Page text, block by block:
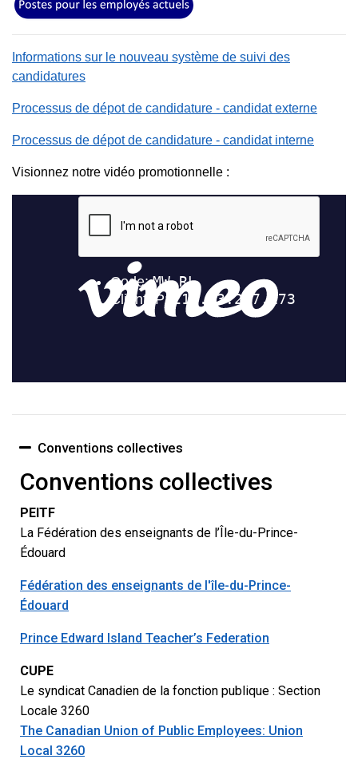
Informations sur le nouveau système de suivi des
candidatures
Processus de dépot de candidature - candidat externe
Processus de dépot de candidature - candidat interne
Visionnez notre vidéo promotionnelle :
Conventions collectives
Conventions collectives
PEITF
La Fédération des enseignants de l’Île-du-Prince-
Édouard
Fédération des enseignants de l'île-du-Prince-
Édouard
Prince Edward Island Teacher’s Federation
CUPE
Le syndicat Canadien de la fonction publique : Section
Locale 3260
The Canadian Union of Public Employees: Union
Local 3260